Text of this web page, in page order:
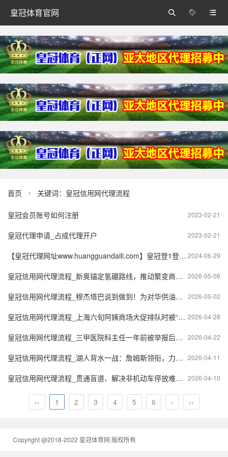
皇冠体育官网 


首页  关键词：皇冠信用网代理流程
2023-02-21
皇冠会员账号如何注册
2023-02-21
皇冠代理申请_占成代理开户
2024-06-29
【皇冠代理网址www.huangguandaili.com】皇冠登1登2登3 代理「皇冠正网www.hg0088.com」代理注册
2026-05-08
皇冠信用网代理流程_新奥锚定氢硼路线，推动聚变商业化稳步落地
2026-05-02
皇冠信用网代理流程_穆杰塔巴说到做到！为对华供油，伊朗欲启动中伊铁路，两国立大功
2026-04-28
皇冠信用网代理流程_上海六旬阿姨商场大促排队时被“一米栏”弹伤右眼，法院判了！
2026-04-22
皇冠信用网代理流程_三甲医院科主任一年前被举报后停职调查，举报人称内部通知显示其被查实“违纪违法”
2026-04-11
皇冠信用网代理流程_湖人背水一战：詹姆斯领衔，力争季后赛主场优势
2026-04-10
皇冠信用网代理流程_贯通盲道、解决非机动车停放难……上海启动新一轮“便捷出行”民心工程，将集中力量两年内打通上海火车站换乘通道
‹‹ 1 2 3 4 5 6 › ››
Copyright @2018-2022 皇冠体育网 版权所有